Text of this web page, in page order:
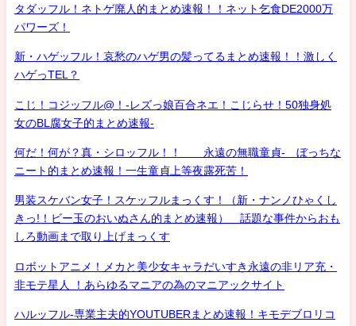
タダッフル！ネトゲ廃人的まとめ速報！！ネット乞食DE2000万
パワーズ！
新・ハゲッフル！哀愁のハゲ男の髪ってるまとめ速報！！激しく
ハゲっTEL？
こじ！コジッフル@！-レズっ娘百合ネエ！こじらせ！50独身処
女のBL腐女子的まとめ速報-
何だ！何が？真・シロッフル！！ 永遠の無職童貞- ぼっちな
ニート的まとめ速報！一生童貞上等夜露死苦！
男装スケバン女子！スケッフルまっくす！（新・ナンノひゃくし
きっ!！ビー玉のおいぬさん的まとめ速報） 話題な事件からおも
しろ動画まで取り上げまっくす
ロボットアニメ！メカと美少女キャラだいすき永遠の非リア充・
非モテ星人 ！あらゆるマニアの為のマニアックサイト
ハルッフル-専業主夫的YOUTUBERまとめ速報！キモデブロリコ